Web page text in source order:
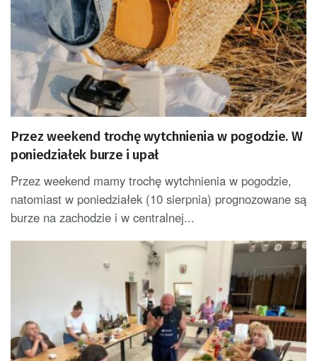
Przez weekend trochę wytchnienia w pogodzie. W
poniedziałek burze i upał
Przez weekend mamy trochę wytchnienia w pogodzie,
natomiast w poniedziałek (10 sierpnia) prognozowane są
burze na zachodzie i w centralnej...